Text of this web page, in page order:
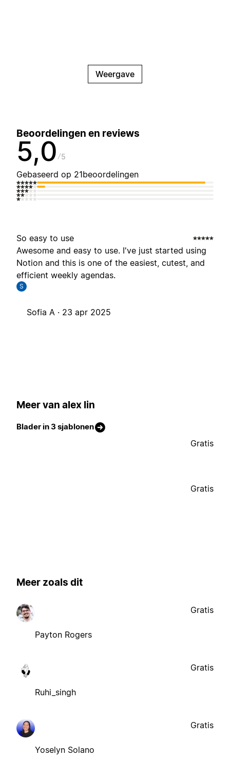
Weergave
Beoordelingen en reviews
5,0 5
Gebaseerd op 21beoordelingen
So easy to use
Awesome and easy to use. I've just started using
Notion and this is one of the easiest, cutest, and
efficient weekly agendas.
S
Sofia A · 23 apr 2025
Meer van alex lin
Blader in 3 sjablonen
Gratis
Gratis
Meer zoals dit
Payton Rogers
Gratis
Ruhi_singh
Gratis
Yoselyn Solano
Gratis